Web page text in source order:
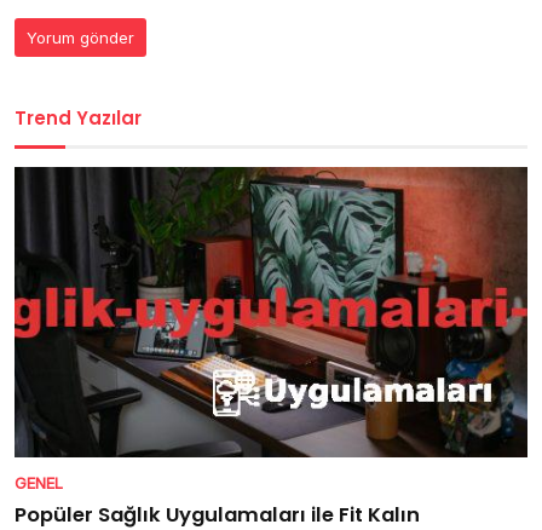
Trend Yazılar
GENEL
Popüler Sağlık Uygulamaları ile Fit Kalın